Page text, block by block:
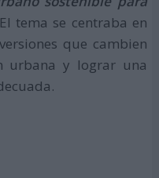
tema se centraba en
que cambien
urbana y lograr una